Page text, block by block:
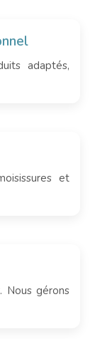
adaptés,
et
Nous gérons